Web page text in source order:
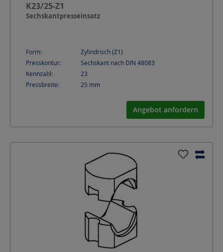
K23/25-Z1
Sechskantpresseinsatz
Form:
Zylindrisch (Z1)
Presskontur:
Sechskant nach DIN 48083
Kennzahl:
23
Pressbreite:
25 mm
Angebot anfordern